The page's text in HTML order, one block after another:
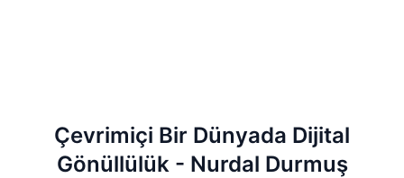
Çevrimiçi Bir Dünyada Dijital
Gönüllülük - Nurdal Durmuş